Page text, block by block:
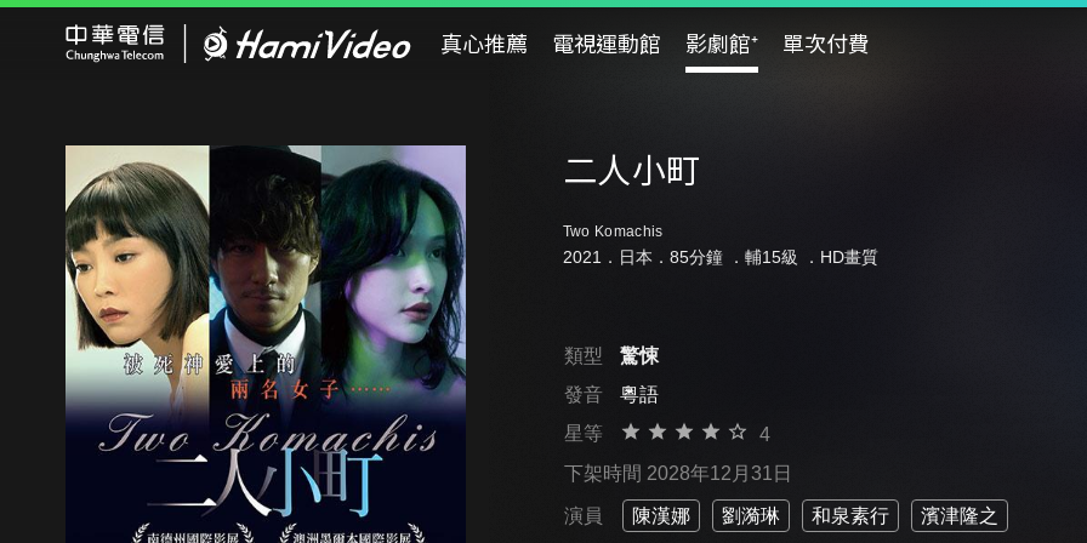
真心推薦 電視運動館 影劇館⁺ 單次付費
二人小町
Two Komachis
2021．日本．85分鐘 ． 輔15級 ．HD畫質
類型
驚悚
發音
粵語
星等
4
下架時間 2028年12月31日
演員 陳漢娜 劉漪琳 和泉素行 濱津隆之